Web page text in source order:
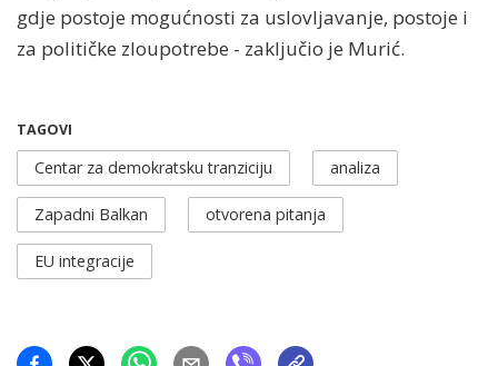
gdje postoje mogućnosti za uslovljavanje, postoje i
za političke zloupotrebe - zaključio je Murić.
TAGOVI
Centar za demokratsku tranziciju analiza
Zapadni Balkan otvorena pitanja
EU integracije